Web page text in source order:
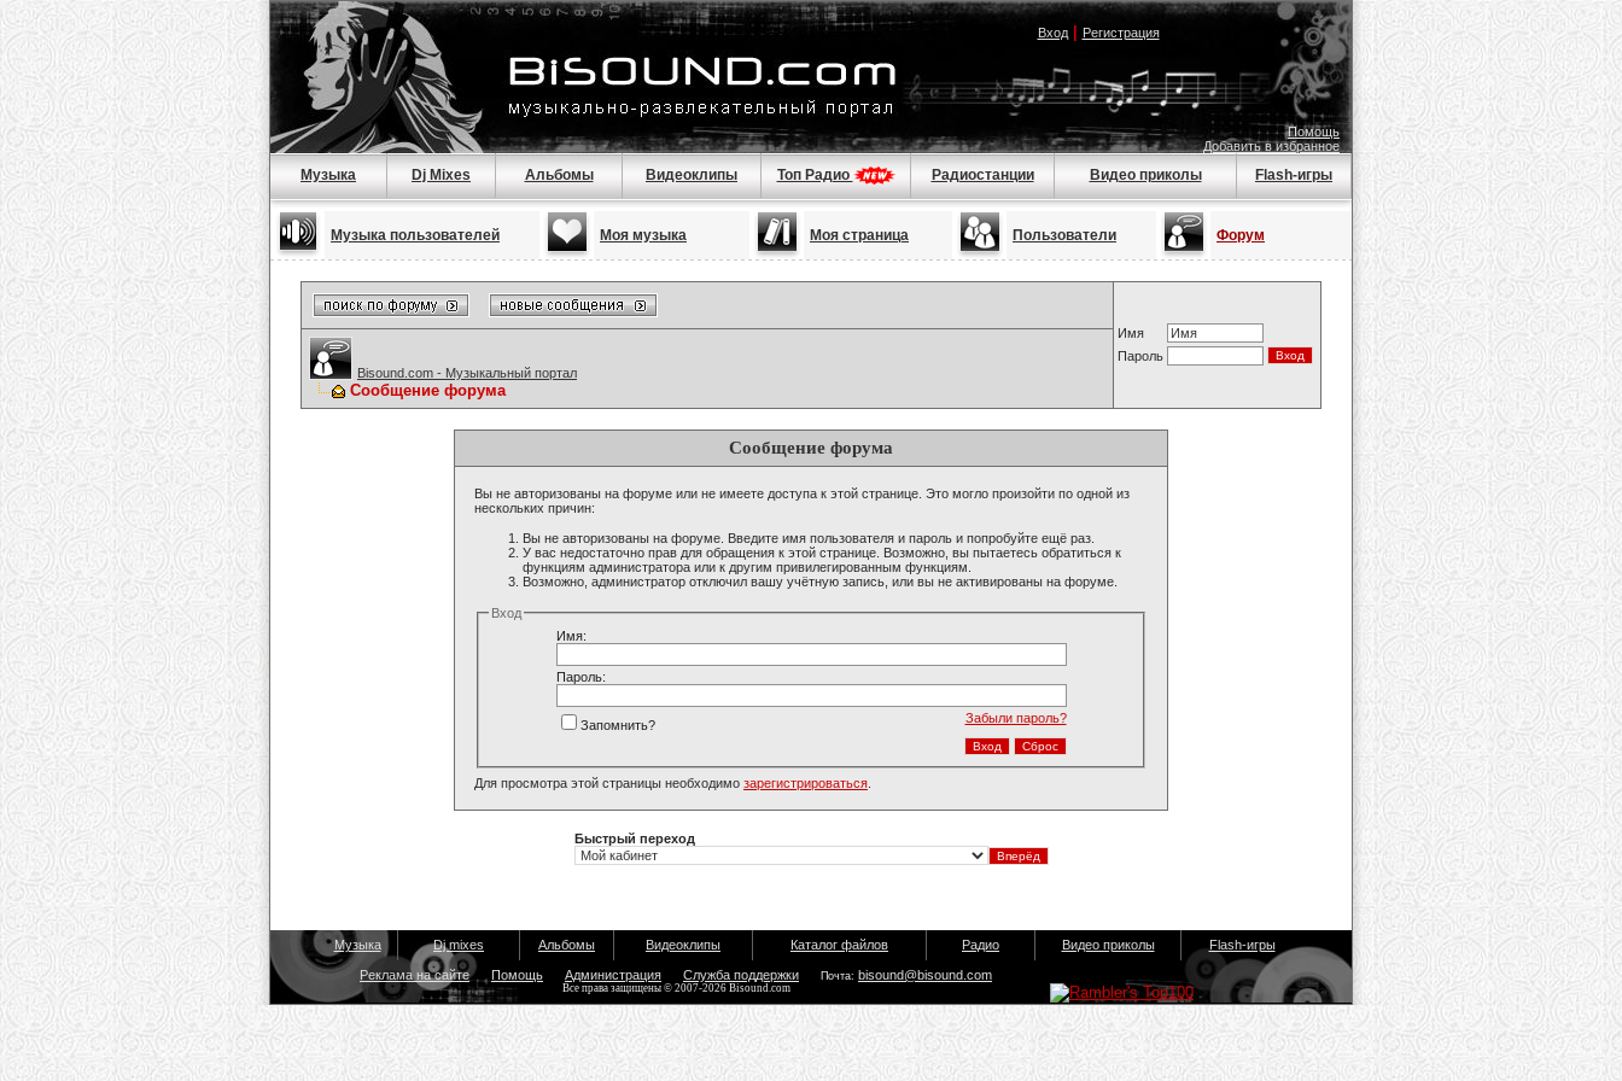
Вход| Регистрация
Помощь
Добавить в избранное
Музыка Dj Mixes Альбомы Видеоклипы Топ Радио Радиостанции Видео приколы Flash-игры
Музыка пользователей Моя музыка Моя страница Пользователи Форум
Имя
Пароль
Bisound.com - Музыкальный портал
Сообщение форума
Сообщение форума
Вы не авторизованы на форуме или не имеете доступа к этой странице. Это могло произойти по одной из
нескольких причин:
Вы не авторизованы на форуме. Введите имя пользователя и пароль и попробуйте ещё раз.
У вас недостаточно прав для обращения к этой странице. Возможно, вы пытаетесь обратиться к
функциям администратора или к другим привилегированным функциям.
Возможно, администратор отключил вашу учётную запись, или вы не активированы на форуме.
Вход
Имя:
Пароль:
Забыли пароль?
Запомнить?
Для просмотра этой страницы необходимо зарегистрироваться
Быстрый переход
Музыка Dj mixes Альбомы Видеоклипы Каталог файлов Радио Видео приколы Flash-игры
Реклама на сайте Помощь Администрация Служба поддержки Почта: bisound@bisound.com
Все права защищены © 2007-2026 Bisound.com